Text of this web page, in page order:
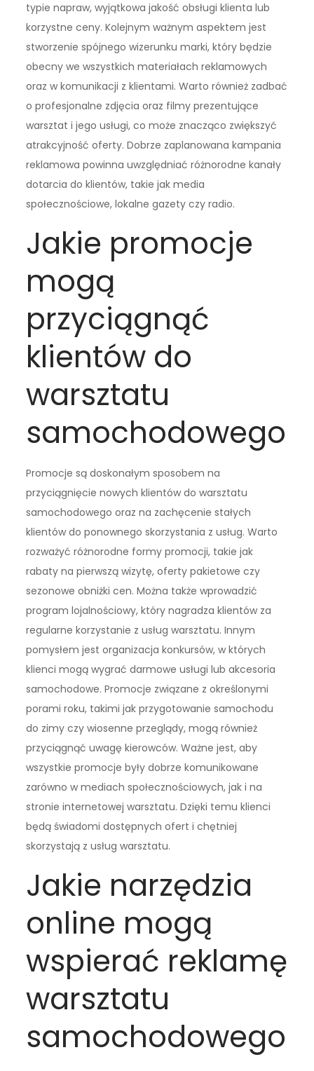
typie napraw, wyjątkowa jakość obsługi klienta lub
korzystne ceny. Kolejnym ważnym aspektem jest
stworzenie spójnego wizerunku marki, który będzie
obecny we wszystkich materiałach reklamowych
oraz w komunikacji z klientami. Warto również zadbać
o profesjonalne zdjęcia oraz filmy prezentujące
warsztat i jego usługi, co może znacząco zwiększyć
atrakcyjność oferty. Dobrze zaplanowana kampania
reklamowa powinna uwzględniać różnorodne kanały
dotarcia do klientów, takie jak media
społecznościowe, lokalne gazety czy radio.
Jakie promocje
mogą
przyciągnąć
klientów do
warsztatu
samochodowego
Promocje są doskonałym sposobem na
przyciągnięcie nowych klientów do warsztatu
samochodowego oraz na zachęcenie stałych
klientów do ponownego skorzystania z usług. Warto
rozważyć różnorodne formy promocji, takie jak
rabaty na pierwszą wizytę, oferty pakietowe czy
sezonowe obniżki cen. Można także wprowadzić
program lojalnościowy, który nagradza klientów za
regularne korzystanie z usług warsztatu. Innym
pomysłem jest organizacja konkursów, w których
klienci mogą wygrać darmowe usługi lub akcesoria
samochodowe. Promocje związane z określonymi
porami roku, takimi jak przygotowanie samochodu
do zimy czy wiosenne przeglądy, mogą również
przyciągnąć uwagę kierowców. Ważne jest, aby
wszystkie promocje były dobrze komunikowane
zarówno w mediach społecznościowych, jak i na
stronie internetowej warsztatu. Dzięki temu klienci
będą świadomi dostępnych ofert i chętniej
skorzystają z usług warsztatu.
Jakie narzędzia
online mogą
wspierać reklamę
warsztatu
samochodowego